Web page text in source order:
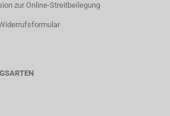
zur Online-Streitbeilegung